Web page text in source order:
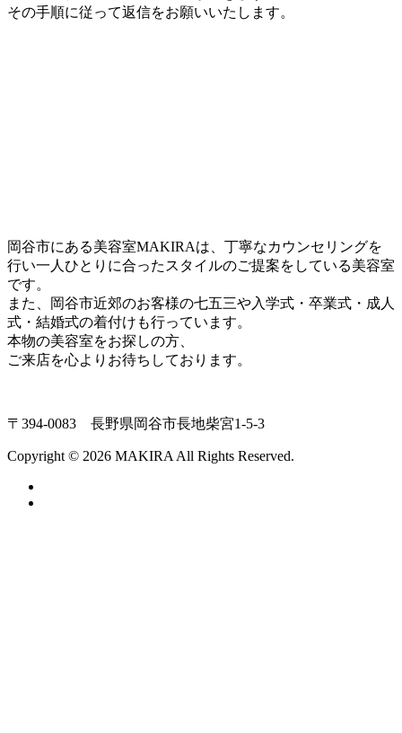
その手順に従って返信をお願いいたします。
岡谷市にある美容室MAKIRAは、丁寧なカウンセリングを
行い一人ひとりに合ったスタイルのご提案をしている美容室
です。
また、岡谷市近郊のお客様の七五三や入学式・卒業式・成人
式・結婚式の着付けも行っています。
本物の美容室をお探しの方、
ご来店を心よりお待ちしております。
〒394-0083 長野県岡谷市長地柴宮1-5-3
Copyright © 2026 MAKIRA All Rights Reserved.